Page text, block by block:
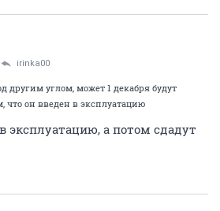
irinka00
другим углом, может 1 декабря будут
что он введен в эксплуатацию
эксплуатацию, а потом сдадут